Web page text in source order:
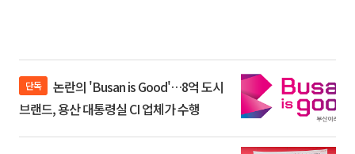
단독
브랜드, 용산 대통령실 CI 업체가 수행